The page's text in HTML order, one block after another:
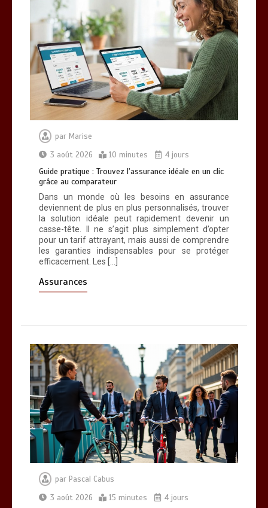
Comment choisir un service de
location de vélo d’entreprise sur Paris
0 15 minutes
gestion des temps et des activités :
les avantages d’un logiciel de gta
par Marise
3 août 2026
10 minutes 4 jours
Guide pratique : Trouvez l’assurance idéale en un clic
grâce au comparateur
Dans un monde où les besoins en assurance
deviennent de plus en plus personnalisés, trouver
la solution idéale peut rapidement devenir un
casse-tête. Il ne s’agit plus simplement d’opter
pour un tarif attrayant, mais aussi de comprendre
les garanties indispensables pour se protéger
efficacement. Les […]
Assurances
par Pascal Cabus
3 août 2026
15 minutes 4 jours